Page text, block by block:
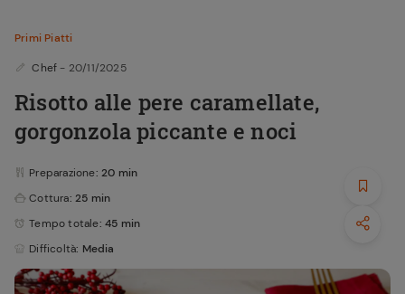
Primi Piatti
Chef - 20/11/2025
Risotto alle pere caramellate,
gorgonzola piccante e noci
Preparazione: 20 min
Cottura: 25 min
Tempo totale: 45 min
Difficoltà: Media